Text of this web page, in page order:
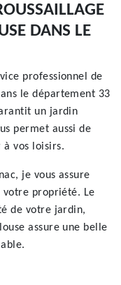
DANS LE
professionnel de
le département 33
un jardin
permet aussi de
à vos loisirs.
je vous assure
propriété. Le
de votre jardin,
assure une belle